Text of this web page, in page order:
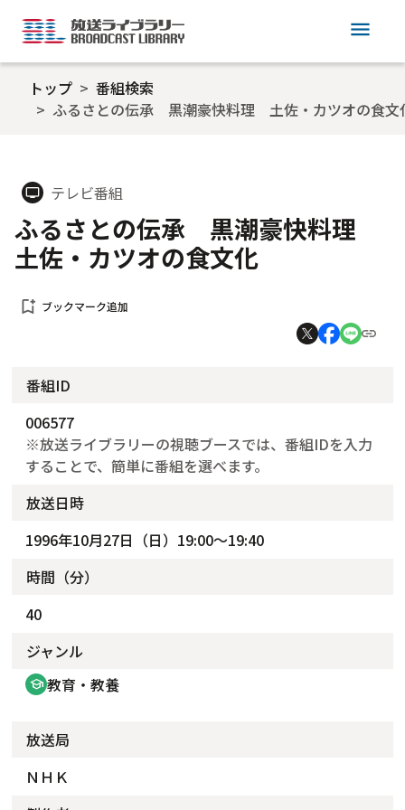
menu
トップ
番組検索
ふるさとの伝承 黒潮豪快料理 土佐・カツオの食文
tv テレビ番組
ふるさとの伝承 黒潮豪快料理
土佐・カツオの食文化
bookmark_add ブックマーク追加
番組ID
006577
※放送ライブラリーの視聴ブースでは、番組IDを入力
することで、簡単に番組を選べます。
放送日時
1996年10月27日（日）19:00～19:40
時間（分）
40
ジャンル
school 教育・教養
放送局
ＮＨＫ